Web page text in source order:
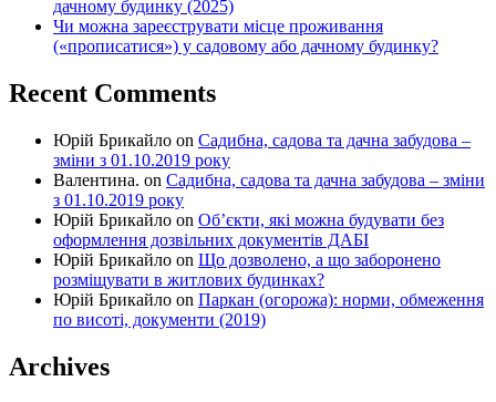
дачному будинку (2025)
Чи можна зареєструвати місце проживання
(«прописатися») у садовому або дачному будинку?
Recent Comments
Юрій Брикайло on Садибна, садова та дачна забудова –
зміни з 01.10.2019 року
Валентина. on Садибна, садова та дачна забудова – зміни
з 01.10.2019 року
Юрій Брикайло on Об’єкти, які можна будувати без
оформлення дозвільних документів ДАБІ
Юрій Брикайло on Що дозволено, а що заборонено
розміщувати в житлових будинках?
Юрій Брикайло on Паркан (огорожа): норми, обмеження
по висоті, документи (2019)
Archives